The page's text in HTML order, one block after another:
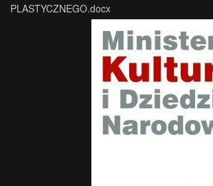
PLASTYCZNEGO.docx